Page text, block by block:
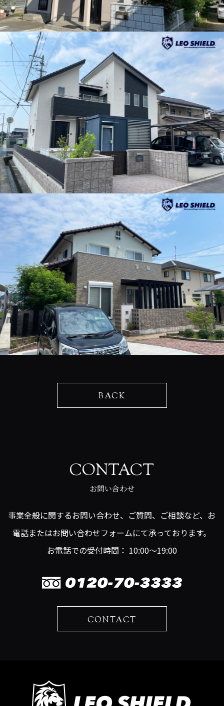
BACK
CONTACT
お問い合わせ
事業全般に関するお問い合わせ、ご質問、ご相談など、お
電話またはお問い合わせフォームにて承っております。
お電話での受付時間： 10:00～19:00
CONTACT